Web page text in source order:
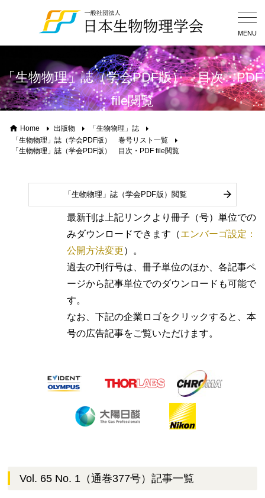
MENU
「生物物理」誌（学会PDF版） 目次・PDF
file閲覧
Home 出版物
「生物物理」誌
「生物物理」誌（学会PDF版） 巻号リスト一覧
「生物物理」誌（学会PDF版） 目次・PDF file閲覧
「生物物理」誌（学会PDF版）閲覧
最新刊は上記リンクより冊子（号）単位での
みダウンロードできます（エンバーゴ設定：
公開方法変更）。
過去の刊行号は、冊子単位のほか、各記事ペ
ージから記事単位でのダウンロードも可能で
す。
なお、下記の企業ロゴをクリックすると、本
号の広告記事をご覧いただけます。
Vol. 65 No. 1（通巻377号）記事一覧